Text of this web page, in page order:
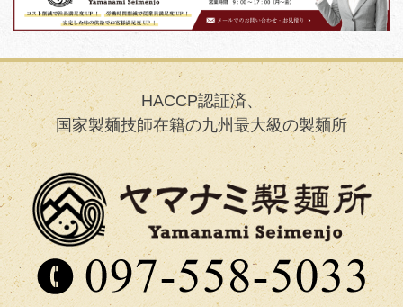
HACCP認証済、
国家製麺技師在籍の九州最大級の製麺所